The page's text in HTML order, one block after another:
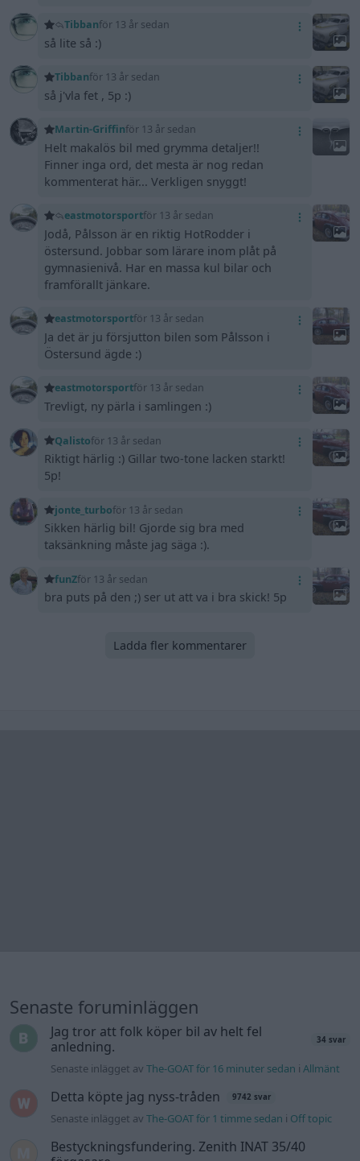
Tibbanför 13 år sedan
så lite så :)
Tibbanför 13 år sedan
så j'vla fet , 5p :)
Martin-Griffinför 13 år sedan
Helt makalös bil med grymma detaljer!!
Finner inga ord, det mesta är nog redan
kommenterat här... Verkligen snyggt!
eastmotorsportför 13 år sedan
Jodå, Pålsson är en riktig HotRodder i
östersund. Jobbar som lärare inom plåt på
gymnasienivå. Har en massa kul bilar och
framförallt jänkare.
eastmotorsportför 13 år sedan
Ja det är ju försjutton bilen som Pålsson i
Östersund ägde :)
eastmotorsportför 13 år sedan
Trevligt, ny pärla i samlingen :)
Qalistoför 13 år sedan
Riktigt härlig :) Gillar two-tone lacken starkt!
5p!
jonte_turboför 13 år sedan
Sikken härlig bil! Gjorde sig bra med
taksänkning måste jag säga :).
funZför 13 år sedan
bra puts på den ;) ser ut att va i bra skick! 5p
Ladda fler kommentarer
Volvo 740 med lh2.2 spridare öppnar hela
tiden på tändning.
Senaste inlägget av KlevaRaggarn för 11 timmar sedan
i
Generell felsökning
Senaste inlägget av MickeEng för 17 timmar sedan
hybridbilar
Ford Mustang e Mac 2023 4 svar